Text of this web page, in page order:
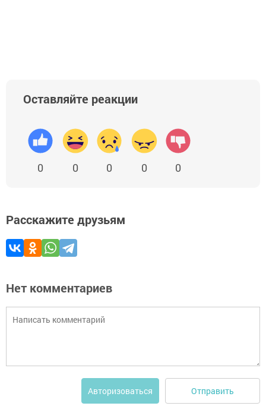
Оставляйте реакции
0 0 0 0 0
Расскажите друзьям
Нет комментариев
Авторизоваться Отправить